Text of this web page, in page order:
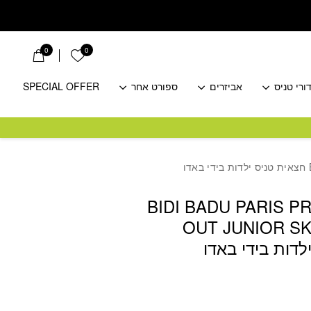
0 הרשימה שלי
0
טניס אביזרים ספורט אחר
SPECIAL OFFER
BIDI BADU PARIS
OUT JUNIOR
בידי באדו